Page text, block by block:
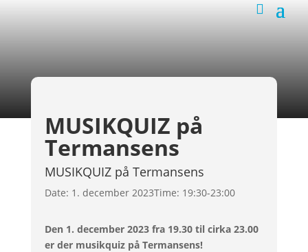
MUSIKQUIZ på
Termansens
MUSIKQUIZ på Termansens
Date: 1. december 2023Time: 19:30-23:00
Den 1. december 2023 fra 19.30 til cirka 23.00
er der musikquiz på Termansens!